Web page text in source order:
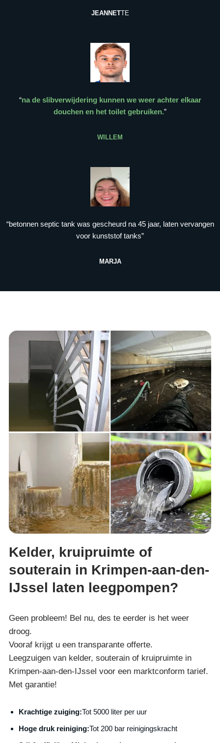
JEANNETTE
“na de slibverwijdering kunnen we weer achter elkaar
douchen en het toilet gebruiken.”
WILLEM
“betonnen septic tank was gescheurd na 45 jaar, laten vervangen
voor kunststof tanks”
MARJA
Kelder, kruipruimte of
souterain in Krimpen-aan-den-
IJssel laten leegpompen?
Geen probleem! Bel nu, des te eerder is het weer
droog.
Vooraf krijgt u een transparante offerte.
Leegzuigen van kelder, souterain of kruipruimte in
Krimpen-aan-den-IJssel voor een marktconform tarief.
Met garantie!
Krachtige zuiging:Tot 5000 liter per uur
Hoge druk reiniging:Tot 200 bar reinigingskracht